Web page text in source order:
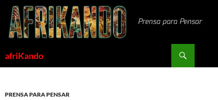
Saltar
contenido
afriKando
PRENSA PARA PENSAR